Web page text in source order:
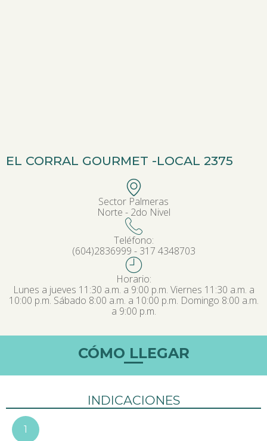
EL CORRAL GOURMET -LOCAL 2375
Sector Palmeras
Norte - 2do Nivel
Teléfono:
(604)2836999 - 317 4348703
Horario:
Lunes a jueves 11:30 a.m. a 9:00 p.m. Viernes 11:30 a.m. a
10:00 p.m. Sábado 8:00 a.m. a 10:00 p.m. Domingo 8:00 a.m.
a 9:00 p.m.
CÓMO LLEGAR
INDICACIONES
1